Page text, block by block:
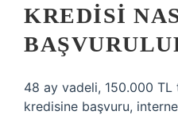
KREDISI
48 ay vadeli, 150.000
kredisine başvuru,